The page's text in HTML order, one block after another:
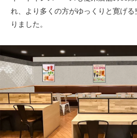
れ、より多くの方がゆっくりと寛げ
りました。